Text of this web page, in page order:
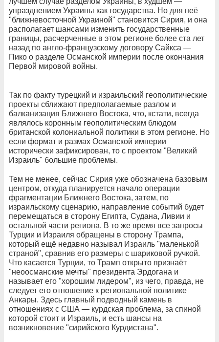
упразднением Украины как государства. Но для неё
"ближневосточной Украиной" становится Сирия, и она
располагает шансами изменить государственные
границы, расчерченные в этом регионе более ста лет
назад по англо-французскому договору Сайкса —
Пико о разделе Османской империи после окончания
Первой мировой войны.
Так по факту турецкий и израильский геополитические
проекты сближают предполагаемые разлом и
балканизация Ближнего Востока, что, кстати, всегда
являлось коронным геополитическим блюдом
британской колониальной политики в этом регионе. Но
если формат и размах Османской империи
исторически зафиксирован, то с проектом "Великий
Израиль" большие проблемы.
Тем не менее, сейчас Сирия уже обозначена базовым
центром, откуда планируется начало операции
фрагментации Ближнего Востока, затем, по
израильскому сценарию, направление событий будет
перемещаться в сторону Египта, Судана, Ливии и
остальной части региона. В то же время все запросы
Турции и Израиля обращены в сторону Трампа,
который ещё недавно называл Израиль "маленькой
страной", сравнив его размеры с шариковой ручкой.
Что касается Турции, то Трамп открыто признаёт
"неоосманские мечты" президента Эрдогана и
называет его "хорошим лидером", из чего, правда, не
следует его отношение к региональной политике
Анкары. Здесь главный подводный камень в
отношениях с США — курдская проблема, за спиной
которой стоит и Израиль, и есть шансы на
возникновение "сирийского Курдистана".